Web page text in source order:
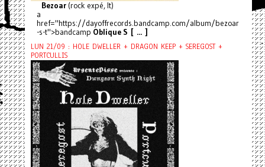
Bezoar(rock expé, It)
a
href="https://dayoffrecords.bandcamp.com/album/bezoar
-s-t">bandcamp Oblique S [ ... ]
LUN 21/09 : HOLE DWELLER + DRAGON KEEP + SEREGOST +
PORTCULLIS